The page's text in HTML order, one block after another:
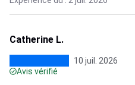
Catherine L.
10 juil. 2026
Avis vérifié